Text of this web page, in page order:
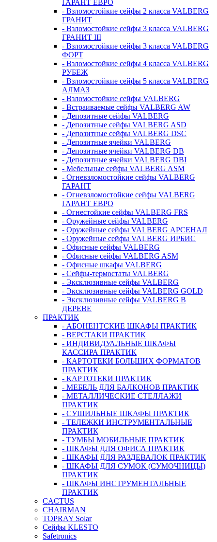
ГАРАНТ ЕВРО
- Взломостойкие сейфы 2 класса VALBERG
ГРАНИТ
- Взломостойкие сейфы 3 класса VALBERG
ГРАНИТ III
- Взломостойкие сейфы 3 класса VALBERG
ФОРТ
- Взломостойкие сейфы 4 класса VALBERG
РУБЕЖ
- Взломостойкие сейфы 5 класса VALBERG
АЛМАЗ
- Взломостойкие сейфы VALBERG
- Встраиваемые сейфы VALBERG AW
- Депозитные сейфы VALBERG
- Депозитные сейфы VALBERG ASD
- Депозитные сейфы VALBERG DSC
- Депозитные ячейки VALBERG
- Депозитные ячейки VALBERG DB
- Депозитные ячейки VALBERG DBI
- Мебельные сейфы VALBERG ASM
- Огневзломостойкие сейфы VALBERG
ГАРАНТ
- Огневзломостойкие сейфы VALBERG
ГАРАНТ ЕВРО
- Огнестойкие сейфы VALBERG FRS
- Оружейные сейфы VALBERG
- Оружейные сейфы VALBERG АРСЕНАЛ
- Оружейные сейфы VALBERG ИРБИС
- Офисные сейфы VALBERG
- Офисные сейфы VALBERG ASM
- Офисные шкафы VALBERG
- Сейфы-термостаты VALBERG
- Эксклюзивные сейфы VALBERG
- Эксклюзивные сейфы VALBERG GOLD
- Эксклюзивные сейфы VALBERG В
ДЕРЕВЕ
ПРАКТИК
- АБОНЕНТСКИЕ ШКАФЫ ПРАКТИК
- ВЕРСТАКИ ПРАКТИК
- ИНДИВИДУАЛЬНЫЕ ШКАФЫ
КАССИРА ПРАКТИК
- КАРТОТЕКИ БОЛЬШИХ ФОРМАТОВ
ПРАКТИК
- КАРТОТЕКИ ПРАКТИК
- МЕБЕЛЬ ДЛЯ БАЛКОНОВ ПРАКТИК
- МЕТАЛЛИЧЕСКИЕ СТЕЛЛАЖИ
ПРАКТИК
- СУШИЛЬНЫЕ ШКАФЫ ПРАКТИК
- ТЕЛЕЖКИ ИНСТРУМЕНТАЛЬНЫЕ
ПРАКТИК
- ТУМБЫ МОБИЛЬНЫЕ ПРАКТИК
- ШКАФЫ ДЛЯ ОФИСА ПРАКТИК
- ШКАФЫ ДЛЯ РАЗДЕВАЛОК ПРАКТИК
- ШКАФЫ ДЛЯ СУМОК (СУМОЧНИЦЫ)
ПРАКТИК
- ШКАФЫ ИНСТРУМЕНТАЛЬНЫЕ
ПРАКТИК
CACTUS
CHAIRMAN
TOPRAY Solar
Сейфы KLESTO
Safetronics